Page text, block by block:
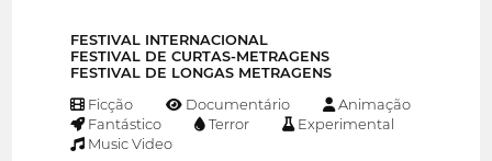
FESTIVAL INTERNACIONAL
FESTIVAL DE CURTAS-METRAGENS
FESTIVAL DE LONGAS METRAGENS
Ficção Documentário
Animação
Fantástico
Terror
Experimental
Music Video